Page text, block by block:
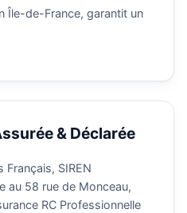
Île-de-France, garantit un
& Déclarée
Français, SIREN
au 58 rue de Monceau,
RC Professionnelle